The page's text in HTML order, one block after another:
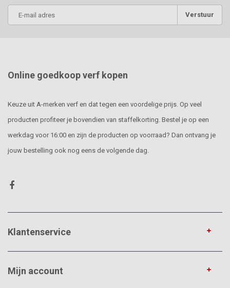
Verstuur
Online goedkoop verf kopen
Keuze uit A-merken verf en dat tegen een voordelige prijs. Op veel
producten profiteer je bovendien van staffelkorting. Bestel je op een
werkdag voor 16:00 en zijn de producten op voorraad? Dan ontvang je
jouw bestelling ook nog eens de volgende dag.
Klantenservice
Mijn account